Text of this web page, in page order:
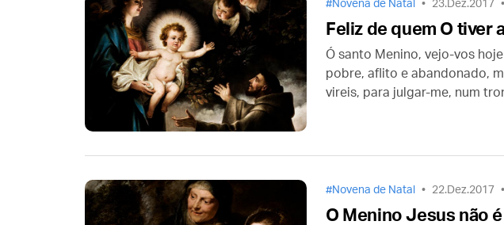
Novena de Natal 23.Dez.2017
Feliz de quem O tiver
Ó santo Menino, vejo-vos
pobre, aflito e abandonado,
vireis, para julgar-me, num
Novena de Natal 22.Dez.2017
O Menino Jesus não